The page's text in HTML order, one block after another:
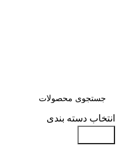
انتخاب دسته بندی